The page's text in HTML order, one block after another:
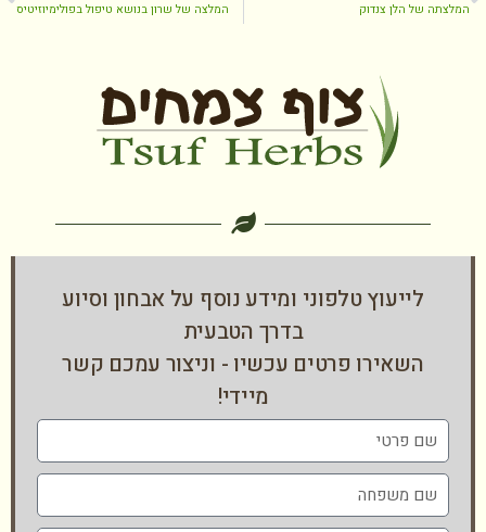
המלצתה של הלן צנדוק המלצה של שרון בנושא טיפול בפולימיוזיטיס
לייעוץ טלפוני ומידע נוסף על אבחון וסיוע
בדרך הטבעית
השאירו פרטים עכשיו - וניצור עמכם קשר
מיידי!